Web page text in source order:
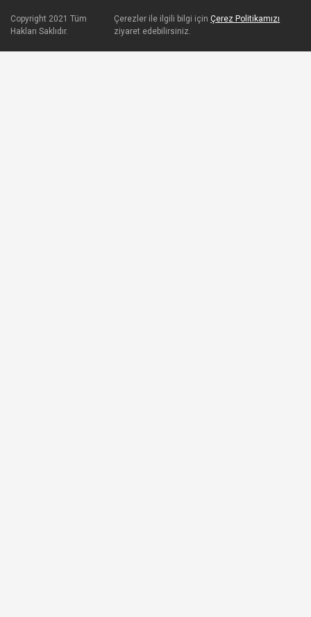
Copyright 2021 Tüm
Hakları Saklıdır.
Çerezler ile ilgili bilgi içinÇerez Politikamızı
ziyaret edebilirsiniz.